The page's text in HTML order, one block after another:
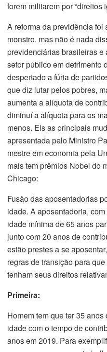
forem militarem por “direitos
A reforma da previdência foi
monstro, mas não é nada
previdenciárias brasileiras
setor público em detrimento
despertado a fúria de
que diz lutar pelos pobres,
aumenta a alíquota de
diminuí a alíquota para os
menos. Eis as principais
apresentada pelo Ministro
mestre em economia pela
mais tem prêmios Nobel do
Chicago:
Fusão das aposentadorias
idade. A aposentadoria,
idade mínima de 65 anos
junto com 20 anos de
estão prestes a se
regras de transição para
tenham seus direitos
Primeira:
Homem tem que ter 35
idade com o tempo de
anos em 2019. Para